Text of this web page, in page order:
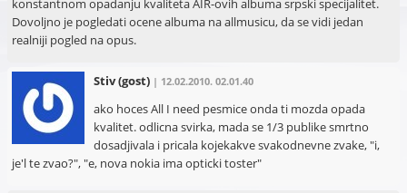
konstantnom opadanju kvaliteta AIR-ovih albuma srpski specijalitet.
Dovoljno je pogledati ocene albuma na allmusicu, da se vidi jedan
realniji pogled na opus.
Stiv(gost) | 12.02.2010. 02.01.40
ako hoces All I need pesmice onda ti mozda opada
kvalitet. odlicna svirka, mada se 1/3 publike smrtno
dosadjivala i pricala kojekakve svakodnevne zvake, "i,
je'l te zvao?", "e, nova nokia ima opticki toster"